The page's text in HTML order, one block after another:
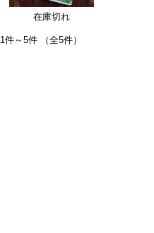
在庫切れ
1件～5件 （全5件）